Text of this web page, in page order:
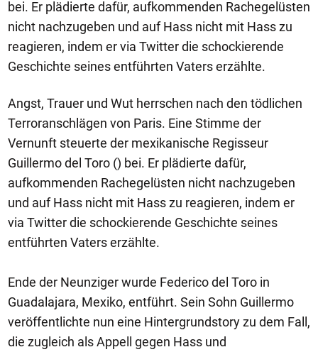
bei. Er plädierte dafür, aufkommenden Rachegelüsten
nicht nachzugeben und auf Hass nicht mit Hass zu
reagieren, indem er via Twitter die schockierende
Geschichte seines entführten Vaters erzählte.
Angst, Trauer und Wut herrschen nach den tödlichen
Terroranschlägen von Paris. Eine Stimme der
Vernunft steuerte der mexikanische Regisseur
Guillermo del Toro () bei. Er plädierte dafür,
aufkommenden Rachegelüsten nicht nachzugeben
und auf Hass nicht mit Hass zu reagieren, indem er
via Twitter die schockierende Geschichte seines
entführten Vaters erzählte.
Ende der Neunziger wurde Federico del Toro in
Guadalajara, Mexiko, entführt. Sein Sohn Guillermo
veröffentlichte nun eine Hintergrundstory zu dem Fall,
die zugleich als Appell gegen Hass und